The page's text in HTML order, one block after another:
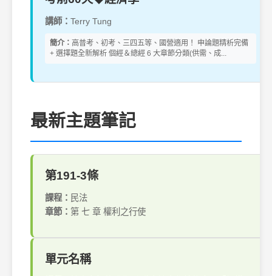
講師： Terry Tung
簡介： 高普考、初考、三四五等、國營適用！ 申論題精析完備
+ 選擇題全新解析 個經＆總經 6 大章節分類(供需、成...
最新主題筆記
第191-3條
課程： 民法
章節： 第 七 章 權利之行使
單元名稱